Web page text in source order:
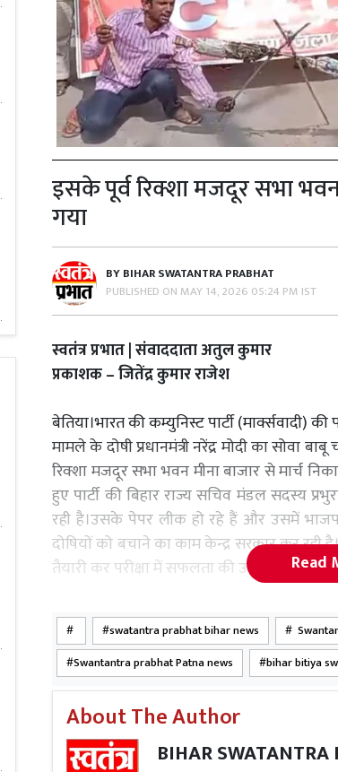
इसके पूर्व रिक्शा मजदूर सभा भवन
गया
BYBIHAR SWATANTRA PRABHAT
PUBLISHED ON MAY 14, 2026 05:24 PM IST
स्वतंत्र प्रभात | संवाददाता अतुल कुमार
प्रकाशक – जितेंद्र कुमार राजेश
बेतिया।भारत की कम्युनिस्ट पार्टी (मार्क्सवादी)
मामले के दोषी प्रधानमंत्री नरेंद्र मोदी का सोवा
रिक्शा मजदूर सभा भवन मीना बाजार से मार्च
हुए पार्टी की बिहार राज्य सचिव मंडल सदस्य
रही है।उसके पेपर लीक हो रहे हैं और उसमें
दोषियों को बचाने का काम केन्द्र सरकार कर
तैयारी कर परीक्षा में सफलता की उम्मीद करते हैं।
तब तक पेपर लीक होने की सूचना मिलती है।उन
उसी तरह बी पी एस सी द्वारा आयोजित टीआरई 4
जाने के लिए पटना में छात्रों द्वारा किए जा रहे
रही है। दुनिया की तीसरी अर्थ व्यवस्था की
को बचाने के लिए देश की जनता को तथा
उनके इस कारवाई का कड़ा विरोध किया गया।
Read
swatantra prabhat bihar news
Swantantra prabhat Patna news
bihar bitiya
About The Author
BIHAR SWATANTRA